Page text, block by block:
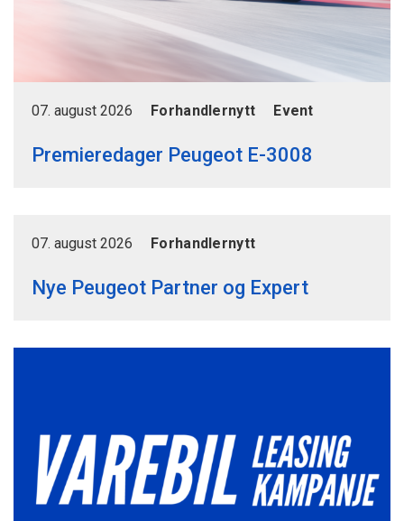
07. august 2026 Forhandlernytt Event
Premieredager Peugeot E-3008
07. august 2026 Forhandlernytt
Nye Peugeot Partner og Expert